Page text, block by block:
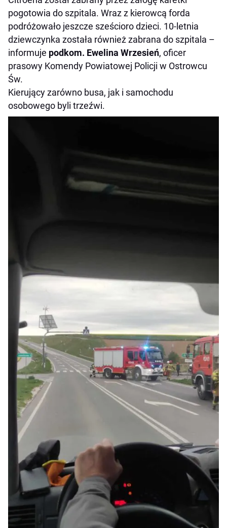
pogotowia do szpitala. Wraz z kierowcą forda
podróżowało jeszcze sześcioro dzieci. 10-letnia
dziewczynka została również zabrana do szpitala –
informuje podkom. Ewelina Wrzesień, oficer
prasowy Komendy Powiatowej Policji w Ostrowcu
Św.
Kierujący zarówno busa, jak i samochodu
osobowego byli trzeźwi.